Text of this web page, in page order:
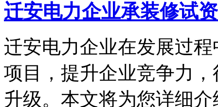
迁安电力企业承装修试
迁安电力企业在发展过
项目，提升企业竞争力
升级。本文将为您详细